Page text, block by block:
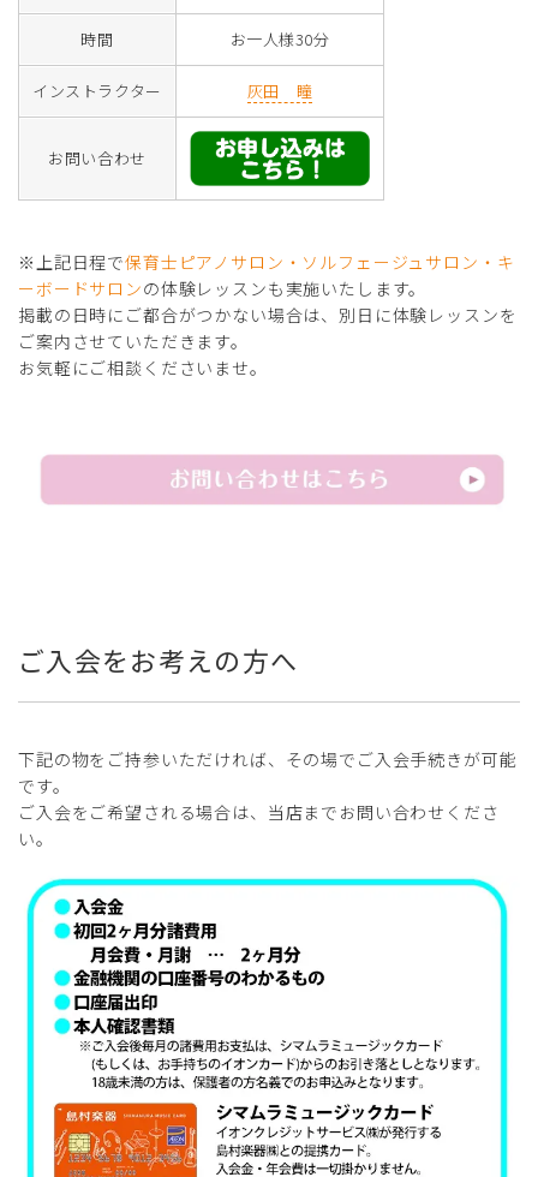
時間 お一人様30分
インストラクター 灰田 瞳
お問い合わせ
※上記日程で保育士ピアノサロン・ソルフェージュサロン・キ
ーボードサロンの体験レッスンも実施いたします。
掲載の日時にご都合がつかない場合は、別日に体験レッスンを
ご案内させていただきます。
お気軽にご相談くださいませ。
ご入会をお考えの方へ
下記の物をご持参いただければ、その場でご入会手続きが可能
です。
ご入会をご希望される場合は、当店までお問い合わせくださ
い。